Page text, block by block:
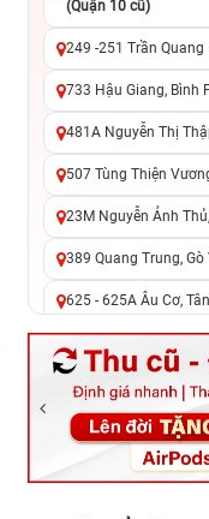
iPhone 14 Pro Max 512GB
chính hãng
16.490.000đ
chuyển đổi, 0 gọi người
(Quận 10 cũ)
249 -251 Trần
733 Hậu Giang, Bình
481A Nguyễn Thị
507 Tùng Thiện
23M Nguyễn Ảnh
389 Quang Trung,
625 - 625A Âu Cơ,
326 Lê Văn Việt,
256 Võ Văn Ngân,
70 Nguyễn An Ninh,
24h Vũng Tàu: 162A